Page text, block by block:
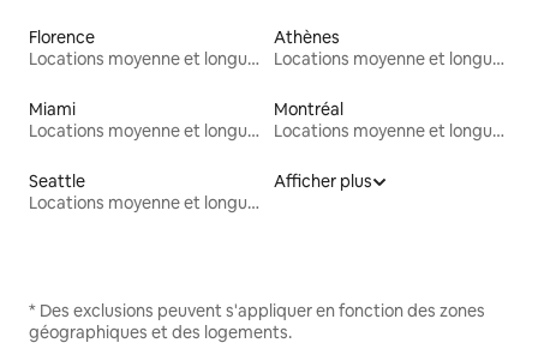
Florence
Locations moyenne et longue durée
Athènes
Locations moyenne et longue durée
Miami
Locations moyenne et longue durée
Montréal
Locations moyenne et longue durée
Seattle
Locations moyenne et longue durée
Afficher plus
* Des exclusions peuvent s'appliquer en fonction des zones
géographiques et des logements.